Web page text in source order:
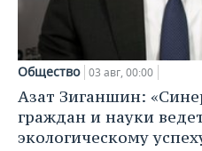
Общество 03 авг, 00:00
Азат Зиганшин:
граждан и науки
экологическому